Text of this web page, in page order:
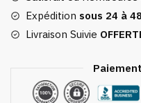
luxe
de
Expédition sous 24 à
Livraison Suivie